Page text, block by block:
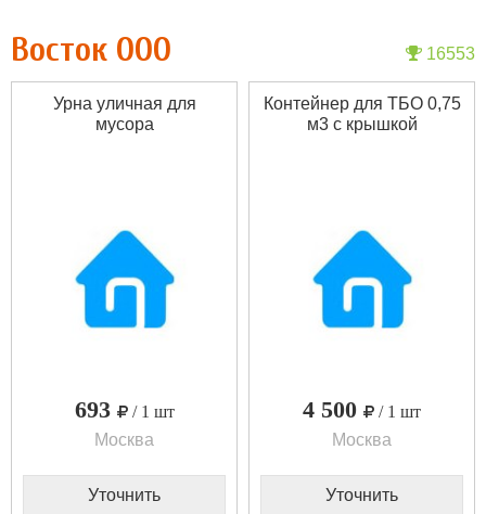
16553
Восток ООО
Урна уличная для
мусора
693
/ 1 шт
Москва
Уточнить
Контейнер для ТБО 0,75
м3 с крышкой
4 500
/ 1 шт
Москва
Уточнить